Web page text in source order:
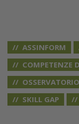
ASSINFORM
COMPETENZE
SKILL GAP